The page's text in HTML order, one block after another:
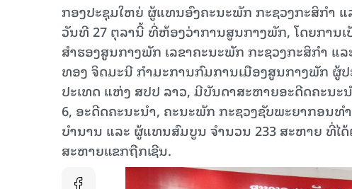
ກອງປະຊຸມໃຫຍ່ ຜູ້ແທນອົງຄະນະພັກ ກະຊວງກະສິກຳ ແ
ວັນທີ 27 ຕຸລານີ້ ທີ່ຫ້ອງວ່າການສູນກາງພັກ, ໂດຍການ
ສໍາຮອງສູນກາງພັກ ເລຂາຄະນະພັກ ກະຊວງກະສິກໍາ ແ
ທອງ ຈິດມະນີ ກຳມະການກົມການເມືອງສູນກາງພັກ ຜູ້
ປະເທດ ແຫ່ງ ສປປ ລາວ, ມີບັນດາສະຫາຍອະດີດຄະນ
6, ອະດີດຄະນະນໍາ, ຄະນະພັກ ກະຊວງຊັບພະຍາກອນ
ບຳນານ ແລະ ຜູ້ແທນສົມບູນ ຈໍານວນ 233 ສະຫາຍ ທີ່
ສະຫາຍແຂກຖືກເຊີນ.